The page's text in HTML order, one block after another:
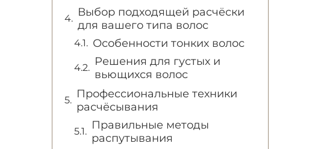
Выбор подходящей расчёски
для вашего типа волос
Особенности тонких волос
Решения для густых и
вьющихся волос
Профессиональные техники
расчёсывания
Правильные методы
распутывания